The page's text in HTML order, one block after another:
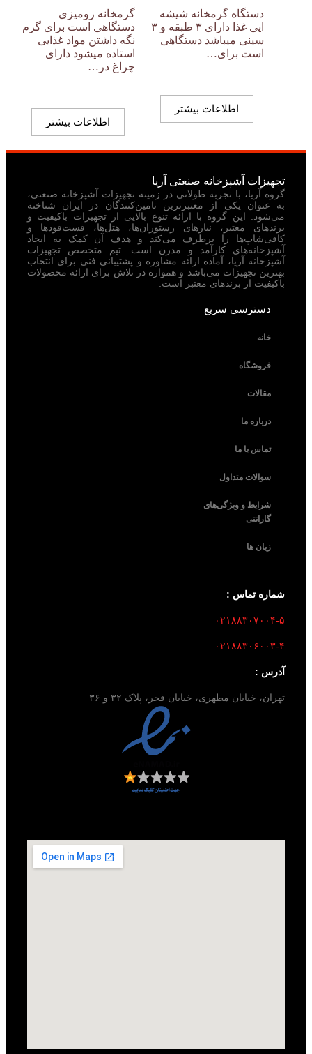
دستگاه گرمخانه شیشه
ایی غذا دارای ۳ طبقه و ۳
سینی میباشد دستگاهی
است برای…
اطلاعات بیشتر
گرمخانه رومیزی
دستگاهی است برای گرم
نگه داشتن مواد غذایی
استاده میشود دارای
چراغ در…
اطلاعات بیشتر
تجهیزات آشپزخانه صنعتی آریا
گروه آریا، با تجربه طولانی در زمینه تجهیزات آشپزخانه صنعتی،
به عنوان یکی از معتبرترین تامین‌کنندگان در ایران شناخته
می‌شود. این گروه با ارائه تنوع بالایی از تجهیزات باکیفیت و
برندهای معتبر، نیازهای رستوران‌ها، هتل‌ها، فست‌فودها و
کافی‌شاپ‌ها را برطرف می‌کند و هدف آن کمک به ایجاد
آشپزخانه‌های کارآمد و مدرن است. تیم متخصص تجهیزات
آشپزخانه آریا، آماده ارائه مشاوره و پشتیبانی فنی برای انتخاب
بهترین تجهیزات می‌باشد و همواره در تلاش برای ارائه محصولات
باکیفیت از برندهای معتبر است.
دسترسی سریع
خانه
فروشگاه
مقالات
درباره ما
تماس با ما
سوالات متداول
شرایط و ویژگی‌های
گارانتی
زبان ها
شماره تماس :
۰۲۱۸۸۳۰۷۰۰۴-۵
۰۲۱۸۸۳۰۶۰۰۳-۴
آدرس :
تهران، خیابان مطهری، خیابان فجر، پلاک ۳۲ و ۳۶